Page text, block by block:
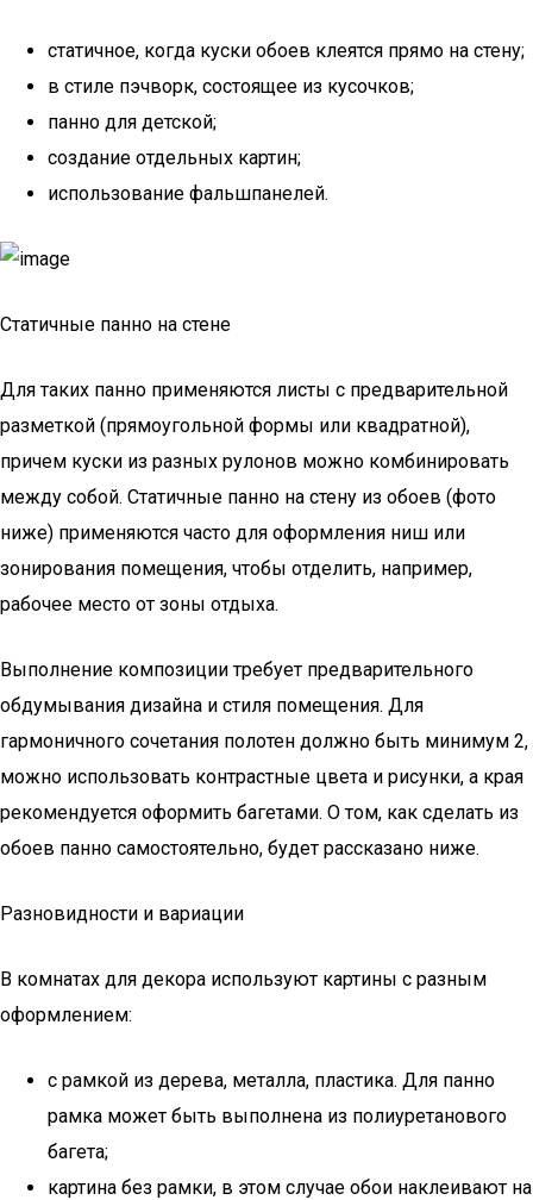
статичное, когда куски обоев клеятся прямо на стену;
в стиле пэчворк, состоящее из кусочков;
панно для детской;
создание отдельных картин;
использование фальшпанелей.
Статичные панно на стене
Для таких панно применяются листы с предварительной
разметкой (прямоугольной формы или квадратной),
причем куски из разных рулонов можно комбинировать
между собой. Статичные панно на стену из обоев (фото
ниже) применяются часто для оформления ниш или
зонирования помещения, чтобы отделить, например,
рабочее место от зоны отдыха.
Выполнение композиции требует предварительного
обдумывания дизайна и стиля помещения. Для
гармоничного сочетания полотен должно быть минимум 2,
можно использовать контрастные цвета и рисунки, а края
рекомендуется оформить багетами. О том, как сделать из
обоев панно самостоятельно, будет рассказано ниже.
Разновидности и вариации
В комнатах для декора используют картины с разным
оформлением:
с рамкой из дерева, металла, пластика. Для панно
рамка может быть выполнена из полиуретанового
багета;
картина без рамки, в этом случае обои наклеивают на